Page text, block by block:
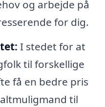
og arbejde på
for dig.
I stedet for at
til forskellige
få en bedre pris
til